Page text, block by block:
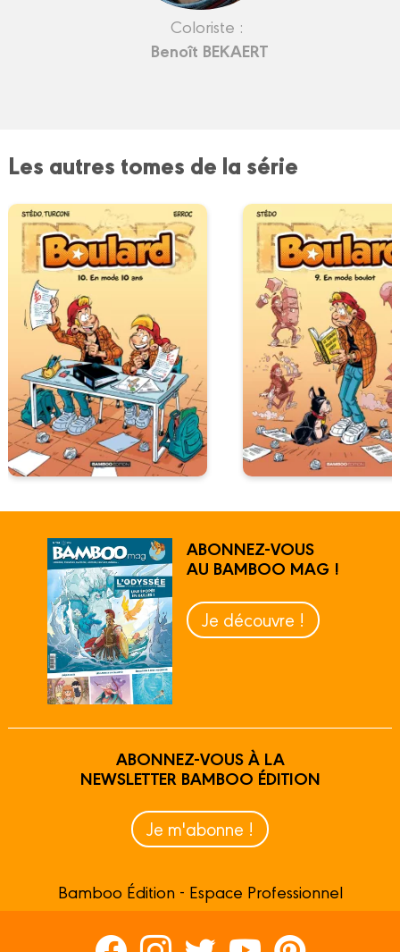
Coloriste :
Benoît BEKAERT
Les autres tomes de la série
ABONNEZ-VOUS
AU BAMBOO MAG !
Je découvre !
ABONNEZ-VOUS À LA
NEWSLETTER BAMBOO ÉDITION
Je m'abonne !
Bamboo Édition - Espace Professionnel